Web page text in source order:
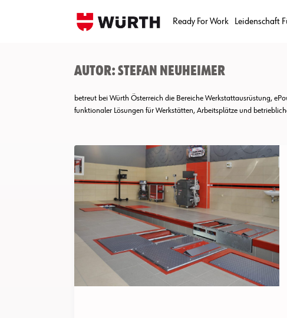
Ready For Work Leidenschaft
Autor: Stefan Neuheimer
betreut bei Würth Österreich die Bereiche Werkstattausrüstung,
funktionaler Lösungen für Werkstätten, Arbeitsplätze und